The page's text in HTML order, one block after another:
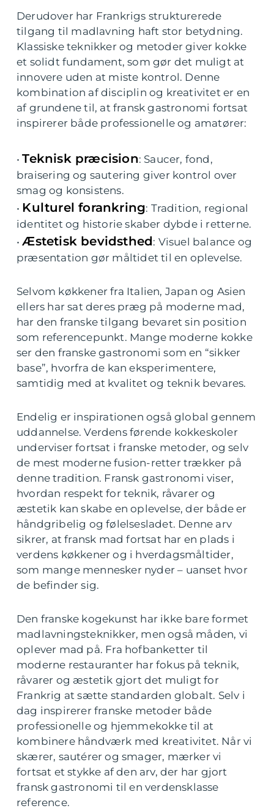
Derudover har Frankrigs strukturerede
tilgang til madlavning haft stor betydning.
Klassiske teknikker og metoder giver kokke
et solidt fundament, som gør det muligt at
innovere uden at miste kontrol. Denne
kombination af disciplin og kreativitet er en
af grundene til, at fransk gastronomi fortsat
inspirerer både professionelle og amatører:
•Teknisk præcision: Saucer, fond,
braisering og sautering giver kontrol over
smag og konsistens.
• Kulturel forankring: Tradition, regional
identitet og historie skaber dybde i retterne.
•Æstetisk bevidsthed: Visuel balance og
præsentation gør måltidet til en oplevelse.
Selvom køkkener fra Italien, Japan og Asien
ellers har sat deres præg på moderne mad,
har den franske tilgang bevaret sin position
som referencepunkt. Mange moderne kokke
ser den franske gastronomi som en “sikker
base”, hvorfra de kan eksperimentere,
samtidig med at kvalitet og teknik bevares.
Endelig er inspirationen også global gennem
uddannelse. Verdens førende kokkeskoler
underviser fortsat i franske metoder, og selv
de mest moderne fusion-retter trækker på
denne tradition. Fransk gastronomi viser,
hvordan respekt for teknik, råvarer og
æstetik kan skabe en oplevelse, der både er
håndgribelig og følelsesladet. Denne arv
sikrer, at fransk mad fortsat har en plads i
verdens køkkener og i hverdagsmåltider,
som mange mennesker nyder – uanset hvor
de befinder sig.
Den franske kogekunst har ikke bare formet
madlavningsteknikker, men også måden, vi
oplever mad på. Fra hofbanketter til
moderne restauranter har fokus på teknik,
råvarer og æstetik gjort det muligt for
Frankrig at sætte standarden globalt. Selv i
dag inspirerer franske metoder både
professionelle og hjemmekokke til at
kombinere håndværk med kreativitet. Når vi
skærer, sautérer og smager, mærker vi
fortsat et stykke af den arv, der har gjort
fransk gastronomi til en verdensklasse
reference.